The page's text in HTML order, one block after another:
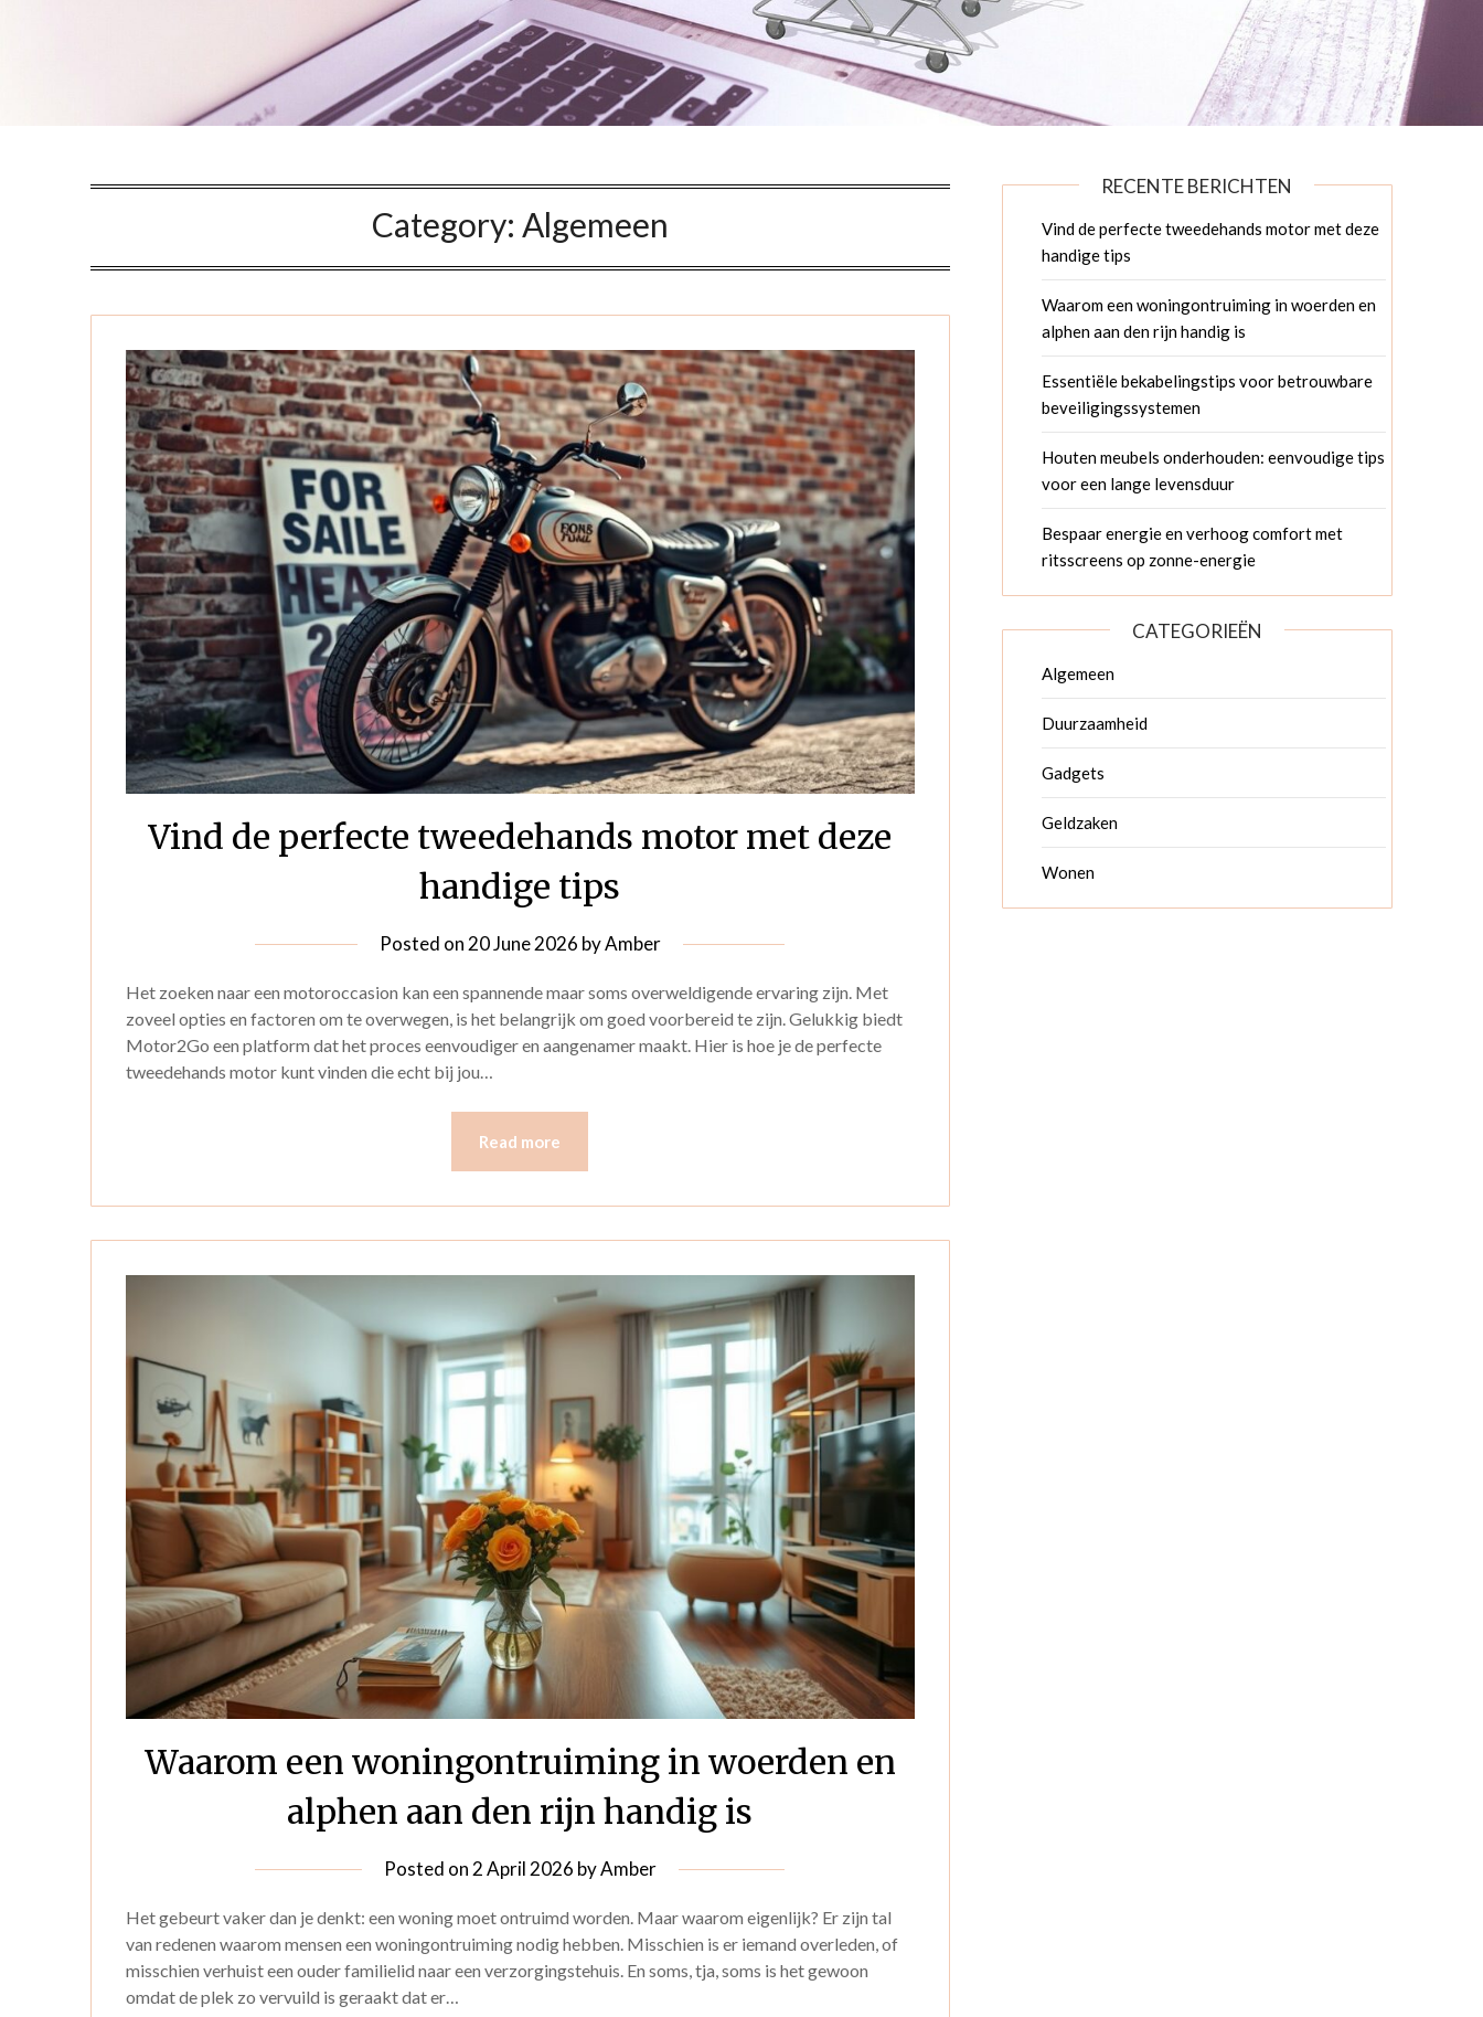
Category: Algemeen
Vind de perfecte tweedehands motor met deze
handige tips
Posted on 20 June 2026 byAmber
Het zoeken naar een motoroccasion kan een spannende maar soms overweldigende ervaring zijn. Met
zoveel opties en factoren om te overwegen, is het belangrijk om goed voorbereid te zijn. Gelukkig biedt
Motor2Go een platform dat het proces eenvoudiger en aangenamer maakt. Hier is hoe je de perfecte
tweedehands motor kunt vinden die echt bij jou…
Read more
Waarom een woningontruiming in woerden en
alphen aan den rijn handig is
Posted on 2 April 2026 byAmber
Het gebeurt vaker dan je denkt: een woning moet ontruimd worden. Maar waarom eigenlijk? Er zijn tal
van redenen waarom mensen een woningontruiming nodig hebben. Misschien is er iemand overleden, of
misschien verhuist een ouder familielid naar een verzorgingstehuis. En soms, tja, soms is het gewoon
omdat de plek zo vervuild is geraakt dat er…
RECENTE BERICHTEN
Vind de perfecte tweedehands motor met deze
handige tips
Waarom een woningontruiming in woerden en
alphen aan den rijn handig is
Essentiële bekabelingstips voor betrouwbare
beveiligingssystemen
Houten meubels onderhouden: eenvoudige tips
voor een lange levensduur
Bespaar energie en verhoog comfort met
ritsscreens op zonne-energie
CATEGORIEËN
Algemeen
Duurzaamheid
Gadgets
Geldzaken
Wonen